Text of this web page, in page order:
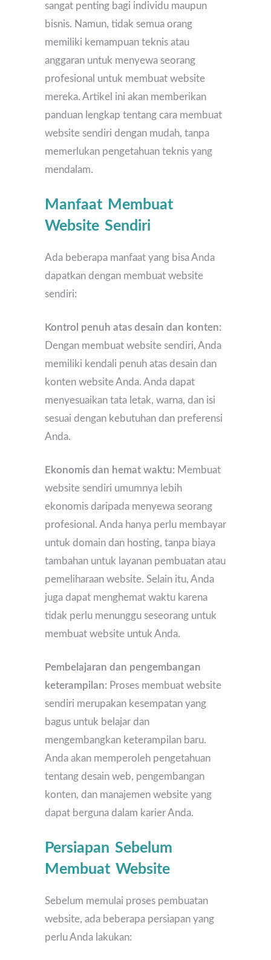
sangat penting bagi individu maupun
bisnis. Namun, tidak semua orang
memiliki kemampuan teknis atau
anggaran untuk menyewa seorang
profesional untuk membuat website
mereka. Artikel ini akan memberikan
panduan lengkap tentang cara membuat
website sendiri dengan mudah, tanpa
memerlukan pengetahuan teknis yang
mendalam.
Manfaat Membuat
Website Sendiri
Ada beberapa manfaat yang bisa Anda
dapatkan dengan membuat website
sendiri:
Kontrol penuh atas desain dan konten:
Dengan membuat website sendiri, Anda
memiliki kendali penuh atas desain dan
konten website Anda. Anda dapat
menyesuaikan tata letak, warna, dan isi
sesuai dengan kebutuhan dan preferensi
Anda.
Ekonomis dan hemat waktu: Membuat
website sendiri umumnya lebih
ekonomis daripada menyewa seorang
profesional. Anda hanya perlu membayar
untuk domain dan hosting, tanpa biaya
tambahan untuk layanan pembuatan atau
pemeliharaan website. Selain itu, Anda
juga dapat menghemat waktu karena
tidak perlu menunggu seseorang untuk
membuat website untuk Anda.
Pembelajaran dan pengembangan
keterampilan: Proses membuat website
sendiri merupakan kesempatan yang
bagus untuk belajar dan
mengembangkan keterampilan baru.
Anda akan memperoleh pengetahuan
tentang desain web, pengembangan
konten, dan manajemen website yang
dapat berguna dalam karier Anda.
Persiapan Sebelum
Membuat Website
Sebelum memulai proses pembuatan
website, ada beberapa persiapan yang
perlu Anda lakukan: